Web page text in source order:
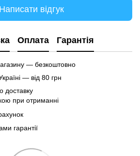
Написати відгук
Оплата Гарантія
— безкоштовно
— від 80 грн
доставку
при отриманні
гарантії